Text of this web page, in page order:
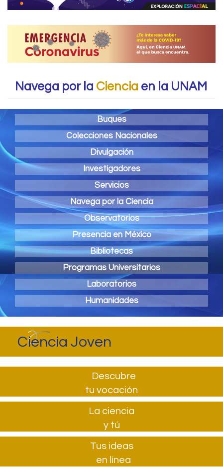
Navega por la Ciencia en la UNAM
Buques
Colecciones Nacionales
Divulgación
Investigadores
Servicios
Navega por la Ciencia
Observatorios
Presencia en México
Bibliotecas
Programas Universitarios
Laboratorios
Humanidades
Ciencia Joven
Descubre
tu vocación
La ciencia
y tú
Tus ideas
en línea